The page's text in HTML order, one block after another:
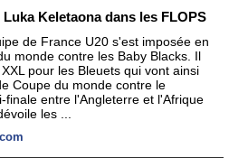
Keletaona dans les FLOPS
de France U20 s'est imposée en
monde contre les Baby Blacks. Il
pour les Bleuets qui vont ainsi
Coupe du monde contre le
finale entre l'Angleterre et l'Afrique
les ...